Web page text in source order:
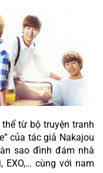
từ bộ truyện tranh
của tác giả Nakajou
sao đình đám nhà
EXO,… cùng với nam